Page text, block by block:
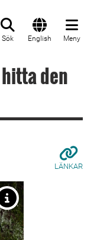
Sök English Meny
den
LÄNKAR